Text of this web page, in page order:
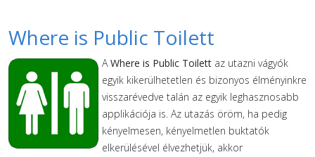
Where is Public Toilett
AWhere is Public Toilett az utazni vágyók
egyik kikerülhetetlen és bizonyos élményinkre
visszarévedve talán az egyik leghasznosabb
applikációja is. Az utazás öröm, ha pedig
kényelmesen, kényelmetlen buktatók
elkerülésével élvezhetjük, akkor